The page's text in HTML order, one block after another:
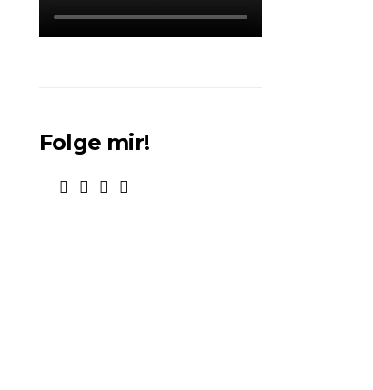
Folge mir!